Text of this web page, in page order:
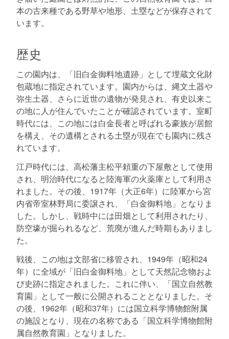
本の古来種である野草や地形、土塁などが保存されて
います。
歴史
この園内は、「旧白金御料地遺跡」として埋蔵文化財
包蔵地に指定されています。園内からは、縄文土器や
弥生土器、さらに近世の遺物が発見され、有史以来こ
の地に人が住んでいたことが確認されています。室町
時代には、この地には白金長者と呼ばれる豪族が居館
を構え、その遺構とされる土塁が現在でも園内に残さ
れています。
江戸時代には、高松藩主松平頼重の下屋敷として使用
され、明治時代になると陸海軍の火薬庫として利用さ
れました。その後、1917年（大正6年）に陸軍から宮
内省帝室林野局に委譲され、「白金御料地」となりま
した。しかし、戦時中には田畑として利用されたり、
防空壕が掘られるなど、荒廃が進んだ時期もありまし
た。
戦後、この地は文部省に移管され、1949年（昭和24
年）に全域が「旧白金御料地」として天然記念物およ
び史跡に指定されました。これに伴い、「国立自然教
育園」として一般に公開されることとなりました。そ
の後、1962年（昭和37年）には国立科学博物館附属
の施設となり、現在の名称である「国立科学博物館附
属自然教育園」となりました。